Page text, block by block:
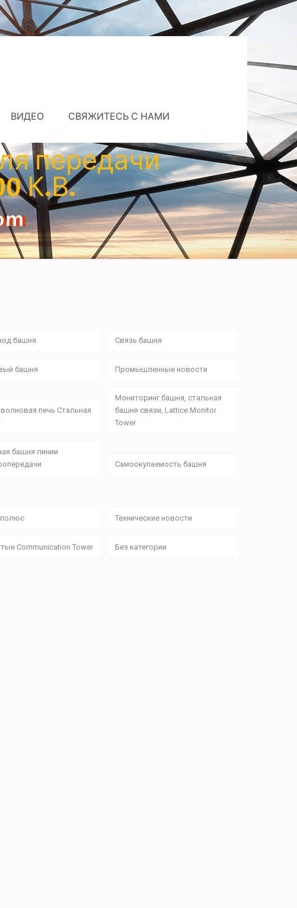
ВИДЕО СВЯЖИТЕСЬ С НАМИ
передачи
К.В.
башня Связь башня
башня Промышленные новости
печь Стальная
Мониторинг башня, стальная
башня связи, Lattice Monitor
Tower
башня линии
Самоокупаемость башня
Технические новости
Communication Tower Без категории